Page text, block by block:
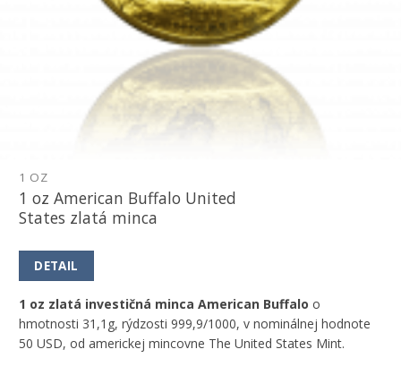
1 OZ
1 oz American Buffalo United
States zlatá minca
DETAIL
1 oz zlatá investičná minca American Buffalo o
hmotnosti 31,1g, rýdzosti 999,9/1000, v nominálnej hodnote
50 USD, od americkej mincovne The United States Mint.